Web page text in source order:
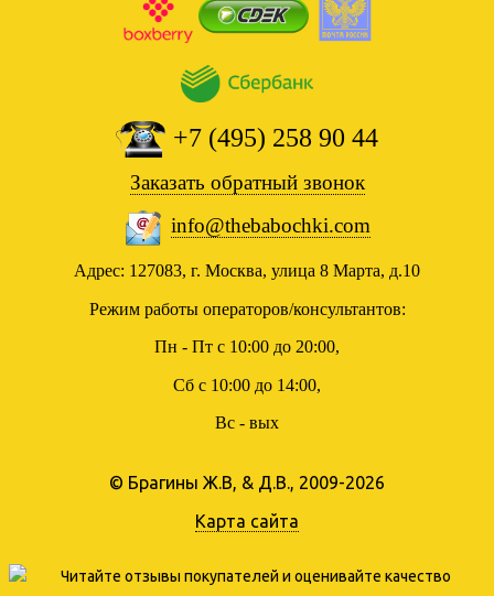
+7 (495) 258 90 44
Заказать обратный звонок
info@thebabochki.com
Адрес: 127083, г. Москва, улица 8 Марта, д.10
Режим работы операторов/консультантов:
Пн - Пт с 10:00 до 20:00,
Сб с 10:00 до 14:00,
Вс - вых
© Брагины Ж.В, & Д.В., 2009-2026
Карта сайта